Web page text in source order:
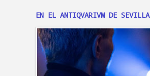
EN EL ANTIQVARIVM DE SEVILLA